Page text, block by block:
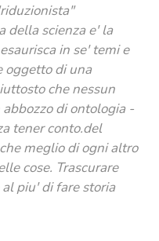
della scienza e' la
in se' temi e
oggetto di una
che nessun
di ontologia -
tener conto.del
meglio di ogni altro
cose. Trascurare
piu' di fare storia